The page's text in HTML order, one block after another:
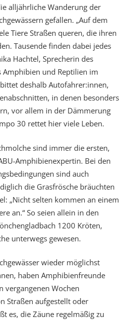
alljährliche Wanderung der
gefallen. „Auf dem
Tiere Straßen queren, die ihren
Tausende finden dabei jedes
Hachtel, Sprecherin des
Amphibien und Reptilien im
deshalb Autofahrer:innen,
in denen besonders
vor allem in der Dämmerung
30 rettet hier viele Leben.
sind immer die ersten,
Amphibienexpertin. Bei den
sind auch
die Grasfrösche bräuchten
„Nicht selten kommen an einem
an.“ So seien allein in den
1200 Kröten,
unterwegs gewesen.
wieder möglichst
haben Amphibienfreunde
vergangenen Wochen
Straßen aufgestellt oder
es, die Zäune regelmäßig zu